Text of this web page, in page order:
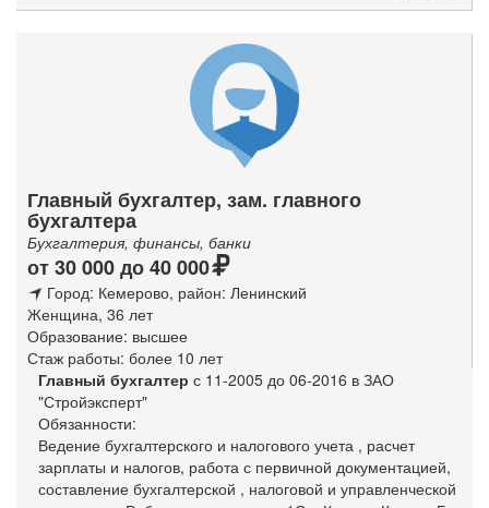
Главный бухгалтер, зам. главного
бухгалтера
Бухгалтерия, финансы, банки
от 30 000 до 40 000
Город: Кемерово, район: Ленинский
Женщина, 36 лет
Образование: высшее
Стаж работы: более 10 лет
Главный бухгалтер с 11-2005 до 06-2016 в ЗАО
"Стройэксперт"
Обязанности:
Ведение бухгалтерского и налогового учета , расчет
зарплаты и налогов, работа с первичной документацией,
составление бухгалтерской , налоговой и управленческой